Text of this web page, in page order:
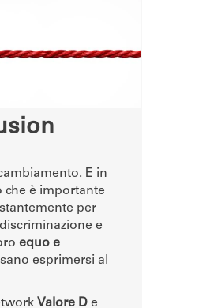
E in
che è importante
per
e
equo e
esprimersi al
Valore D e